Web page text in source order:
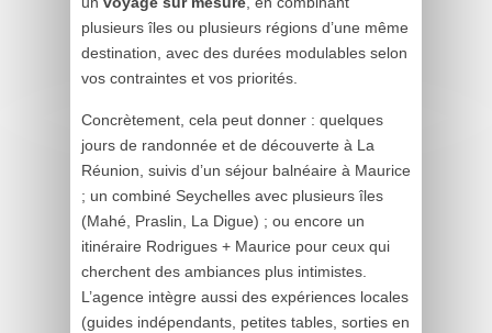
plusieurs îles ou plusieurs régions d’une même
destination, avec des durées modulables selon
vos contraintes et vos priorités.
Concrètement, cela peut donner : quelques
jours de randonnée et de découverte à La
Réunion, suivis d’un séjour balnéaire à Maurice
; un combiné Seychelles avec plusieurs îles
(Mahé, Praslin, La Digue) ; ou encore un
itinéraire Rodrigues + Maurice pour ceux qui
cherchent des ambiances plus intimistes.
L’agence intègre aussi des expériences locales
(guides indépendants, petites tables, sorties en